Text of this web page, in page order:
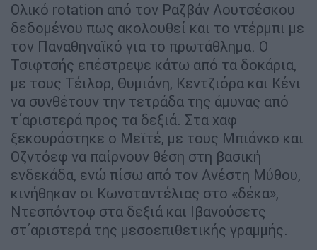
Ολικό rotation από τον Ραζβάν Λουτσέσκου
δεδομένου πως ακολουθεί και το ντέρμπι με
τον Παναθηναϊκό για το πρωτάθλημα. Ο
Τσιφτσής επέστρεψε κάτω από τα δοκάρια,
με τους Τέιλορ, Θυμιάνη, Κεντζιόρα και Κένι
να συνθέτουν την τετράδα της άμυνας από
τ΄αριστερά προς τα δεξιά. Στα χαφ
ξεκουράστηκε ο Μεϊτέ, με τους Μπιάνκο και
Οζντόεφ να παίρνουν θέση στη βασική
ενδεκάδα, ενώ πίσω από τον Ανέστη Μύθου,
κινήθηκαν οι Κωνσταντέλιας στο «δέκα»,
Ντεσπόντοφ στα δεξιά και Ιβανούσετς
στ΄αριστερά της μεσοεπιθετικής γραμμής.